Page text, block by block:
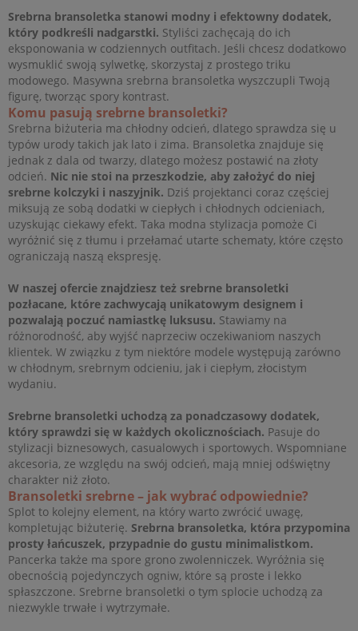
Srebrna bransoletka stanowi modny i efektowny dodatek,
który podkreśli nadgarstki. Styliści zachęcają do ich
eksponowania w codziennych outfitach. Jeśli chcesz dodatkowo
wysmuklić swoją sylwetkę, skorzystaj z prostego triku
modowego. Masywna srebrna bransoletka wyszczupli Twoją
figurę, tworząc spory kontrast.
Komu pasują srebrne bransoletki?
Srebrna biżuteria ma chłodny odcień, dlatego sprawdza się u
typów urody takich jak lato i zima. Bransoletka znajduje się
jednak z dala od twarzy, dlatego możesz postawić na złoty
odcień. Nic nie stoi na przeszkodzie, aby założyć do niej
srebrne kolczyki i naszyjnik. Dziś projektanci coraz częściej
miksują ze sobą dodatki w ciepłych i chłodnych odcieniach,
uzyskując ciekawy efekt. Taka modna stylizacja pomoże Ci
wyróżnić się z tłumu i przełamać utarte schematy, które często
ograniczają naszą ekspresję.
W naszej ofercie znajdziesz też srebrne bransoletki
pozłacane, które zachwycają unikatowym designem i
pozwalają poczuć namiastkę luksusu. Stawiamy na
różnorodność, aby wyjść naprzeciw oczekiwaniom naszych
klientek. W związku z tym niektóre modele występują zarówno
w chłodnym, srebrnym odcieniu, jak i ciepłym, złocistym
wydaniu.
Srebrne bransoletki uchodzą za ponadczasowy dodatek,
który sprawdzi się w każdych okolicznościach. Pasuje do
stylizacji biznesowych, casualowych i sportowych. Wspomniane
akcesoria, ze względu na swój odcień, mają mniej odświętny
charakter niż złoto.
Bransoletki srebrne – jak wybrać odpowiednie?
Splot to kolejny element, na który warto zwrócić uwagę,
kompletując biżuterię. Srebrna bransoletka, która przypomina
prosty łańcuszek, przypadnie do gustu minimalistkom.
Pancerka także ma spore grono zwolenniczek. Wyróżnia się
obecnością pojedynczych ogniw, które są proste i lekko
spłaszczone. Srebrne bransoletki o tym splocie uchodzą za
niezwykle trwałe i wytrzymałe.